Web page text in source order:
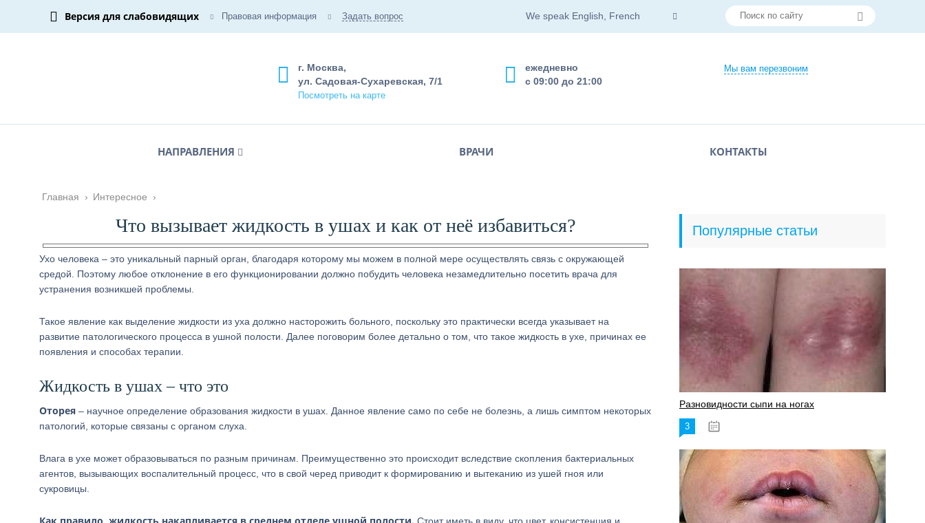
Версия для слабовидящих Правовая информация Задать вопрос We speak English, French
Мы вам перезвоним
ежедневно
с 09:00 до 21:00
г. Москва,
ул. Садовая-Сухаревская, 7/1
Посмотреть на карте
НАПРАВЛЕНИЯ ВРАЧИ КОНТАКТЫ
Главная › Интересное ›
Что вызывает жидкость в ушах и как от неё избавиться?
Ухо человека – это уникальный парный орган, благодаря которому мы можем в полной мере осуществлять связь с окружающей
средой. Поэтому любое отклонение в его функционировании должно побудить человека незамедлительно посетить врача для
устранения возникшей проблемы.
Такое явление как выделение жидкости из уха должно насторожить больного, поскольку это практически всегда указывает на
развитие патологического процесса в ушной полости. Далее поговорим более детально о том, что такое жидкость в ухе, причинах ее
появления и способах терапии.
Жидкость в ушах – что это
Оторея – научное определение образования жидкости в ушах. Данное явление само по себе не болезнь, а лишь симптом некоторых
патологий, которые связаны с органом слуха.
Влага в ухе может образовываться по разным причинам. Преимущественно это происходит вследствие скопления бактериальных
агентов, вызывающих воспалительный процесс, что в свой черед приводит к формированию и вытеканию из ушей гноя или
сукровицы.
Популярные статьи
Разновидности сыпи на ногах
3